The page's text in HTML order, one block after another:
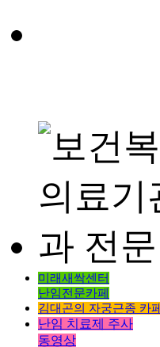
미래새싹센터
난임전문카페
김대곤의 자궁근종 카페
난임 치료제 주사
동영상